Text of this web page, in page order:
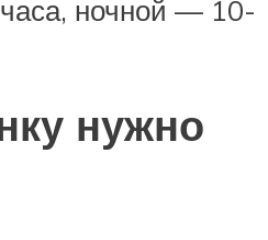
ночной — 10-
нужно